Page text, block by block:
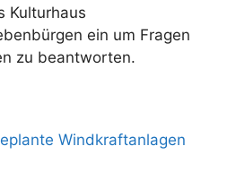
Kulturhaus
ein um Fragen
zu beantworten.
Windkraftanlagen